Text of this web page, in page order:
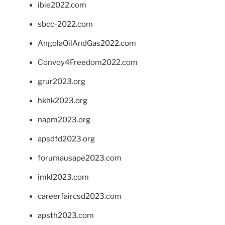
ibie2022.com
sbcc-2022.com
AngolaOilAndGas2022.com
Convoy4Freedom2022.com
grur2023.org
hkhk2023.org
napm2023.org
apsdfd2023.org
forumausape2023.com
imkl2023.com
careerfaircsd2023.com
apsth2023.com